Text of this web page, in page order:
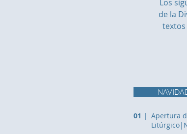
Los
de la
01 | Apertura